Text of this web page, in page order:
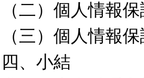
（二）個人情報
（三）個人情報
四、小結